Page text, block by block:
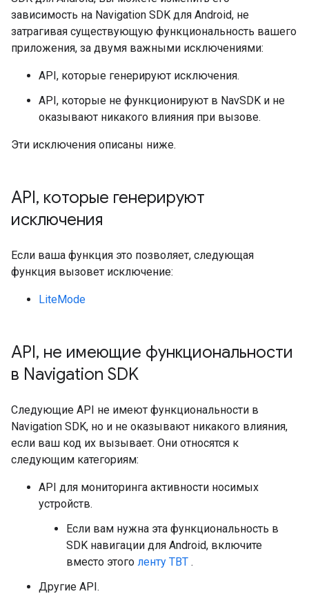
зависимость на Navigation SDK для Android, не
затрагивая существующую функциональность вашего
приложения, за двумя важными исключениями:
API, которые генерируют исключения.
API, которые не функционируют в NavSDK и не
оказывают никакого влияния при вызове.
Эти исключения описаны ниже.
API, которые генерируют
исключения
Если ваша функция это позволяет, следующая
функция вызовет исключение:
LiteMode
API, не имеющие функциональности
в Navigation SDK
Следующие API не имеют функциональности в
Navigation SDK, но и не оказывают никакого влияния,
если ваш код их вызывает. Они относятся к
следующим категориям:
API для мониторинга активности носимых
устройств.
Если вам нужна эта функциональность в
SDK навигации для Android, включите
вместо этого ленту TBT .
Другие API.